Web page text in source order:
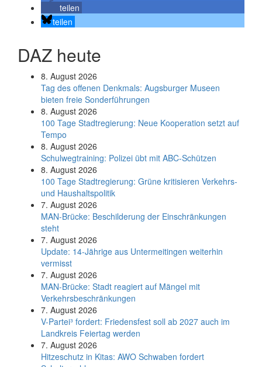
teilen
teilen
DAZ heute
8. August 2026
Tag des offenen Denkmals: Augsburger Museen
bieten freie Sonderführungen
8. August 2026
100 Tage Stadtregierung: Neue Kooperation setzt auf
Tempo
8. August 2026
Schul­weg­trai­ning: Poli­zei übt mit ABC-Schüt­zen
8. August 2026
100 Tage Stadtregierung: Grüne kritisieren Verkehrs-
und Haushaltspolitik
7. August 2026
MAN-Brücke: Beschilderung der Einschränkungen
steht
7. August 2026
Update: 14-Jährige aus Untermeitingen weiterhin
vermisst
7. August 2026
MAN-Brücke: Stadt reagiert auf Mängel mit
Verkehrsbeschränkungen
7. August 2026
V-Partei­³ fordert: Friedens­fest soll ab 2027 auch im
Land­kreis Feier­tag werden
7. August 2026
Hitzeschutz in Kitas: AWO Schwaben fordert